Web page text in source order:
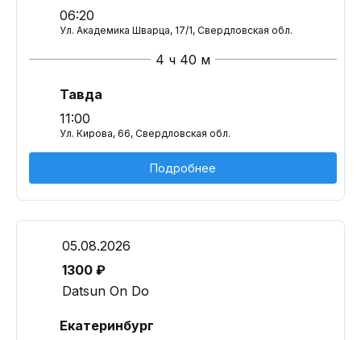
06:20
Ул. Академика Шварца, 17/1, Свердловская обл.
4 ч 40 м
Тавда
11:00
Ул. Кирова, 66, Свердловская обл.
Подробнее
05.08.2026
1300 ₽
Datsun On Do
Екатеринбург